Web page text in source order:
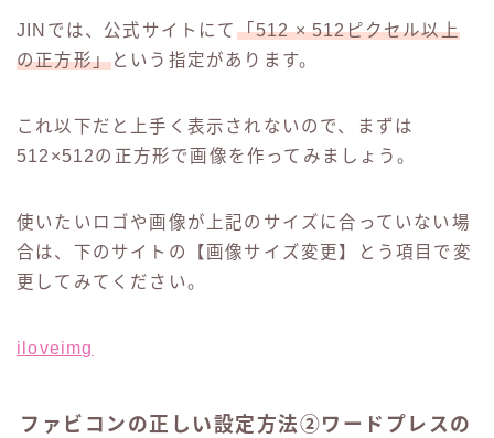
JINでは、公式サイトにて 「512 × 512ピクセル以上
の正方形」という指定があります。
これ以下だと上手く表示されないので、まずは
512×512の正方形で画像を作ってみましょう。
使いたいロゴや画像が上記のサイズに合っていない場
合は、下のサイトの【画像サイズ変更】とう項目で変
更してみてください。
iloveimg
ファビコンの正しい設定方法②ワードプレスの